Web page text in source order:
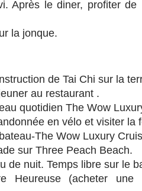
Après le diner, profiter de
la jonque.
de Tai Chi sur la
au restaurant .
quotidien The Wow
en vélo et visiter la
The Wow Luxury
sur Three Peach Beach.
de nuit. Temps libre sur le
Heureuse (acheter une